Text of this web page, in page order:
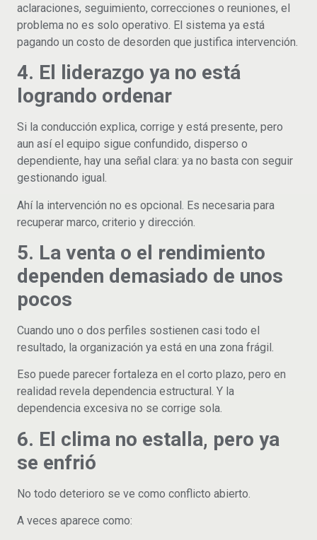
aclaraciones, seguimiento, correcciones o reuniones, el
problema no es solo operativo. El sistema ya está
pagando un costo de desorden que justifica intervención.
4. El liderazgo ya no está
logrando ordenar
Si la conducción explica, corrige y está presente, pero
aun así el equipo sigue confundido, disperso o
dependiente, hay una señal clara: ya no basta con seguir
gestionando igual.
Ahí la intervención no es opcional. Es necesaria para
recuperar marco, criterio y dirección.
5. La venta o el rendimiento
dependen demasiado de unos
pocos
Cuando uno o dos perfiles sostienen casi todo el
resultado, la organización ya está en una zona frágil.
Eso puede parecer fortaleza en el corto plazo, pero en
realidad revela dependencia estructural. Y la
dependencia excesiva no se corrige sola.
6. El clima no estalla, pero ya
se enfrió
No todo deterioro se ve como conflicto abierto.
A veces aparece como: